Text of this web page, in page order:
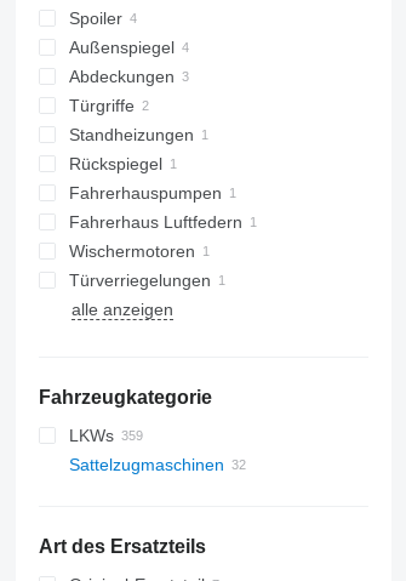
Spoiler
Außenspiegel
Abdeckungen
Türgriffe
Standheizungen
Rückspiegel
Fahrerhauspumpen
Fahrerhaus Luftfedern
Wischermotoren
Türverriegelungen
alle anzeigen
Fahrzeugkategorie
LKWs
Sattelzugmaschinen
Art des Ersatzteils